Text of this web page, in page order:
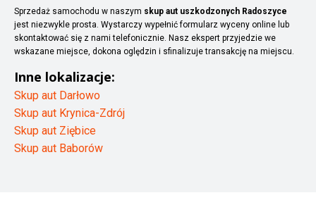
Sprzedaż samochodu w naszym skup aut uszkodzonych Radoszyce
jest niezwykle prosta. Wystarczy wypełnić formularz wyceny online lub
skontaktować się z nami telefonicznie. Nasz ekspert przyjedzie we
wskazane miejsce, dokona oględzin i sfinalizuje transakcję na miejscu.
Inne lokalizacje:
Skup aut Darłowo
Skup aut Krynica-Zdrój
Skup aut Ziębice
Skup aut Baborów